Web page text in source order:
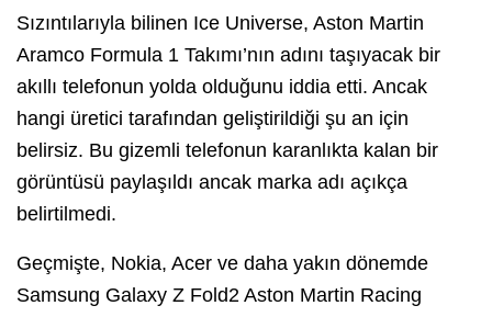
Sızıntılarıyla bilinen Ice Universe, Aston Martin
Aramco Formula 1 Takımı’nın adını taşıyacak bir
akıllı telefonun yolda olduğunu iddia etti. Ancak
hangi üretici tarafından geliştirildiği şu an için
belirsiz. Bu gizemli telefonun karanlıkta kalan bir
görüntüsü paylaşıldı ancak marka adı açıkça
belirtilmedi.
Geçmişte, Nokia, Acer ve daha yakın dönemde
Samsung Galaxy Z Fold2 Aston Martin Racing